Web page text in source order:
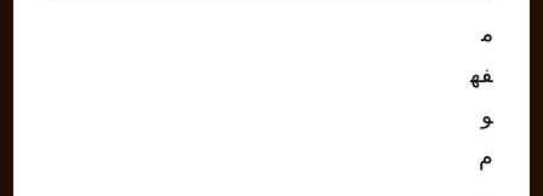
م
فه
و
م